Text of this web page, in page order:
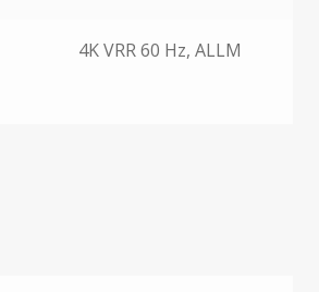
4K VRR 60 Hz, ALLM